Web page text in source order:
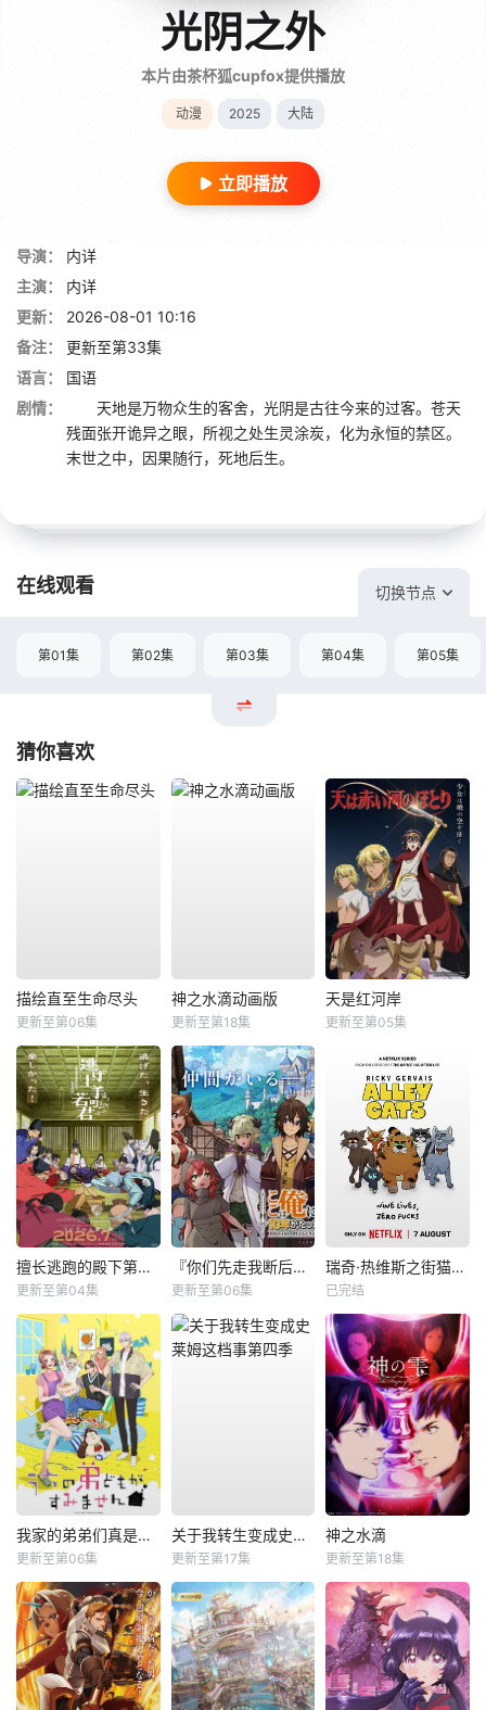
光阴之外
本片由茶杯狐cupfox提供播放
动漫 2025 大陆
立即播放
导演：
内详
主演：
内详
更新：
2026-08-01 10:16
备注：
更新至第33集
语言：
国语
剧情：
天地是万物众生的客舍，光阴是古往今来的过客。苍天
残面张开诡异之眼，所视之处生灵涂炭，化为永恒的禁区。
末世之中，因果随行，死地后生。
在线观看 切换节点
第01集 第02集 第03集 第04集 第05集
猜你喜欢
描绘直至生命尽头
更新至第06集
神之水滴动画版
更新至第18集
天是红河岸
更新至第05集
擅长逃跑的殿下第二季
更新至第04集
『你们先走我断后』，于是10年后我成为了传说
更新至第06集
瑞奇·热维斯之街猫一族
已完结
我家的弟弟们真是让您费心了
更新至第06集
关于我转生变成史莱姆这档事第四季
更新至第17集
神之水滴
更新至第18集